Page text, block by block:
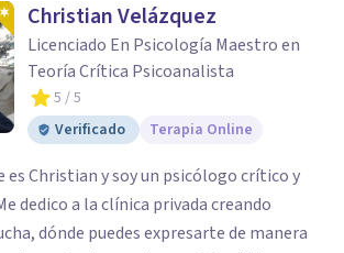
Christian Velázquez
Licenciado En Psicología Maestro en
Teoría Crítica Psicoanalista
5 / 5
Verificado
Terapia Online
Christian y soy un psicólogo crítico y
dedico a la clínica privada creando
dónde puedes expresarte de manera